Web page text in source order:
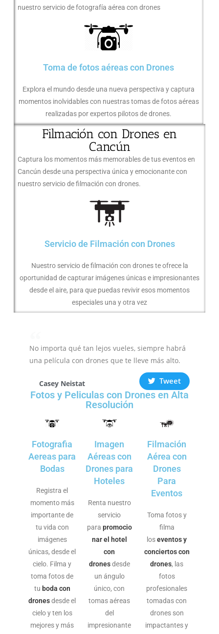
nuestro servicio de fotografía aérea con drones
Toma de fotos aéreas con Drones
Explora el mundo desde una nueva perspectiva y captura
momentos inolvidables con nuestras tomas de fotos aéreas
realizadas por expertos pilotos de drones.
Filmación con Drones en
Cancún
Captura los momentos más memorables de tus eventos en
Cancún desde una perspectiva única y emocionante con
nuestro servicio de filmación con drones.
Servicio de Filmación con Drones
Nuestro servicio de filmación con drones te ofrece la
oportunidad de capturar imágenes únicas e impresionantes
desde el aire, para que puedas revivir esos momentos
especiales una y otra vez
No importa qué tan lejos vueles, siempre habrá
una película con drones que te lleve más alto.
Casey Neistat Tweet
Fotos y Peliculas con Drones en Alta
Resolución
Fotografia
Aereas para
Bodas
Registra el
momento más
importante de
tu vida con
imágenes
únicas, desde el
cielo. Filma y
toma fotos de
tu boda con
dronesdesde el
cielo y ten los
mejores y más
Imagen
Aéreas con
Drones para
Hoteles
Renta nuestro
servicio
para promocio
nar el hotel
con
dronesdesde
un ángulo
único, con
tomas aéreas
del
impresionante
Filmación
Aérea con
Drones
Para
Eventos
Toma fotos y
filma
loseventos y
conciertos con
drones, las
fotos
profesionales
tomadas con
drones son
impactantes y
des
de
el
aire.
ent
dive
as
DR
O
NE
FU
LL